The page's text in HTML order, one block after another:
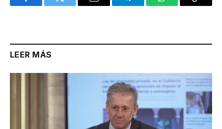
FacebookTwitter Email TelegramWhatsAppCopy
LEER MÁS